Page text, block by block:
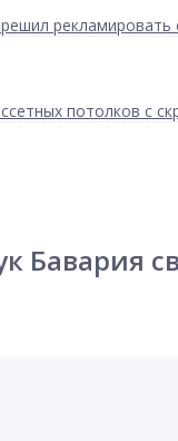
рекламировать
потолков с
Бавария